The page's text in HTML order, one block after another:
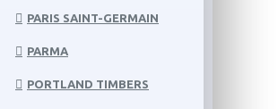
PARIS SAINT-GERMAIN
PARMA
PORTLAND TIMBERS